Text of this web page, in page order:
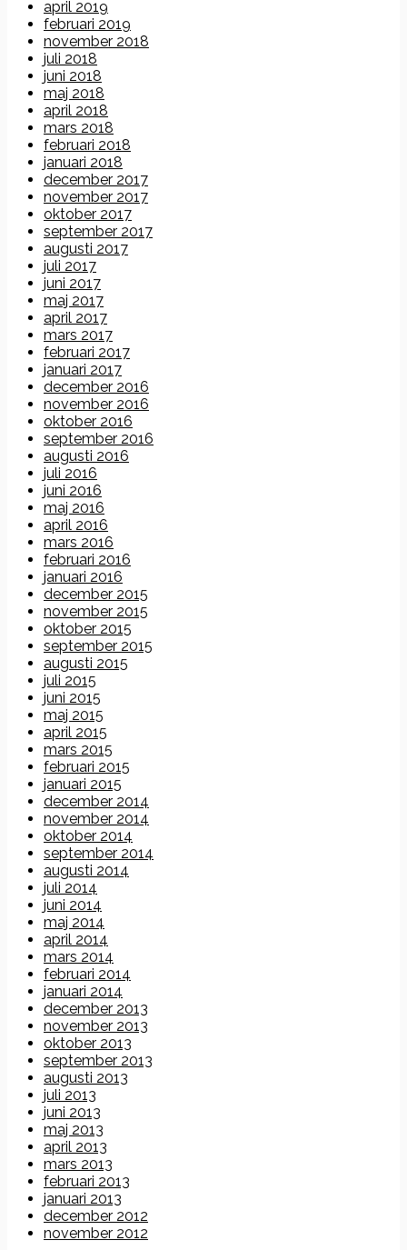
april 2019
februari 2019
november 2018
juli 2018
juni 2018
maj 2018
april 2018
mars 2018
februari 2018
januari 2018
december 2017
november 2017
oktober 2017
september 2017
augusti 2017
juli 2017
juni 2017
maj 2017
april 2017
mars 2017
februari 2017
januari 2017
december 2016
november 2016
oktober 2016
september 2016
augusti 2016
juli 2016
juni 2016
maj 2016
april 2016
mars 2016
februari 2016
januari 2016
december 2015
november 2015
oktober 2015
september 2015
augusti 2015
juli 2015
juni 2015
maj 2015
april 2015
mars 2015
februari 2015
januari 2015
december 2014
november 2014
oktober 2014
september 2014
augusti 2014
juli 2014
juni 2014
maj 2014
april 2014
mars 2014
februari 2014
januari 2014
december 2013
november 2013
oktober 2013
september 2013
augusti 2013
juli 2013
juni 2013
maj 2013
april 2013
mars 2013
februari 2013
januari 2013
december 2012
november 2012